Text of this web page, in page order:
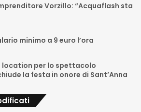
Vorzillo: “Acquaflash sta
minimo a 9 euro l’ora
location per lo spettacolo
la festa in onore di Sant’Anna